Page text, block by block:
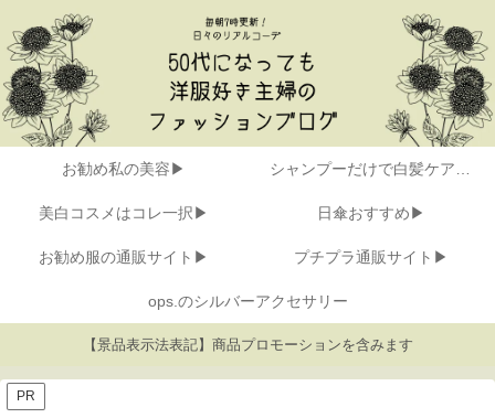
お勧め私の美容▶ シャンプーだけで白髪ケア▶
美白コスメはコレ一択▶ 日傘おすすめ▶
お勧め服の通販サイト▶ プチプラ通販サイト▶
ops.のシルバーアクセサリー
【景品表示法表記】商品プロモーションを含みます
PR